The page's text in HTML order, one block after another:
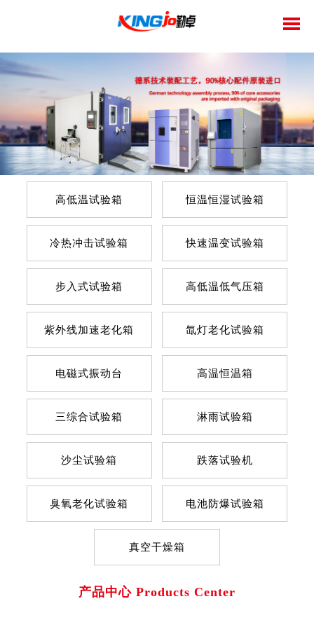
高低温试验箱 恒温恒湿试验箱
冷热冲击试验箱 快速温变试验箱
步入式试验箱 高低温低气压箱
紫外线加速老化箱 氙灯老化试验箱
电磁式振动台 高温恒温箱
三综合试验箱 淋雨试验箱
沙尘试验箱 跌落试验机
臭氧老化试验箱 电池防爆试验箱
真空干燥箱
产品中心 Products Center